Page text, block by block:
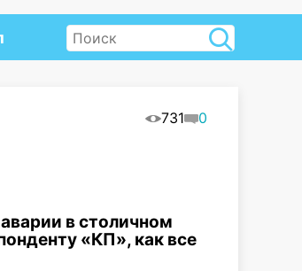
731 0
в столичном
«КП», как все